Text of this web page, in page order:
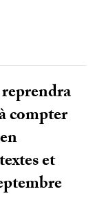
reprendra
compter
et